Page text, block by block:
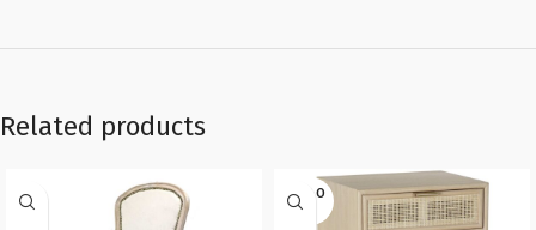
Related products
SOLD O
UT